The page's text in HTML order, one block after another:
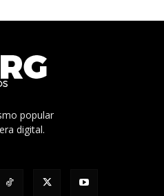
popular
digital.